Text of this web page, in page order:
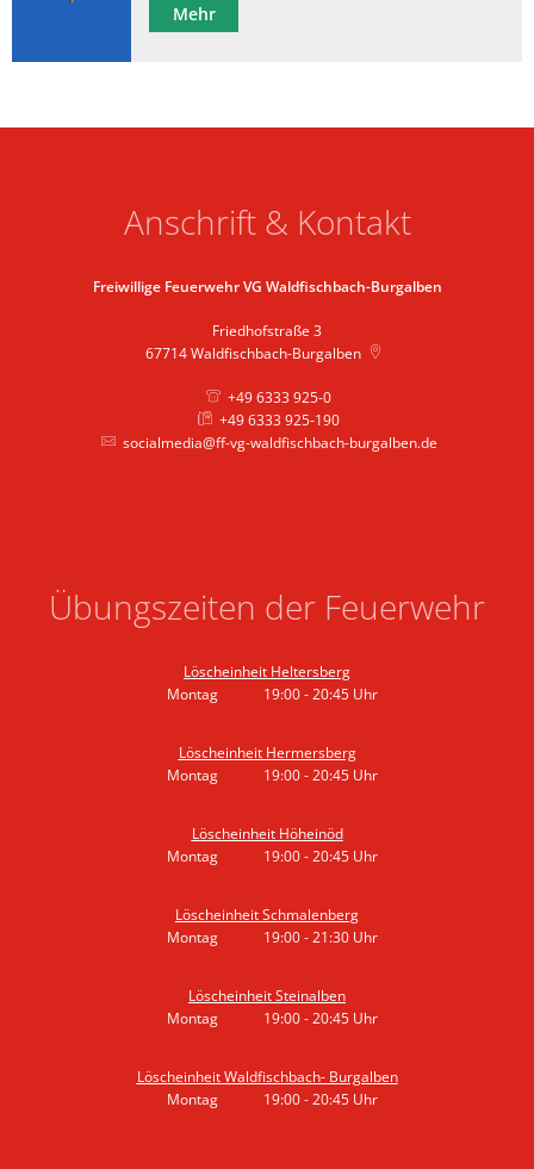
Mehr
Anschrift & Kontakt
Freiwillige Feuerwehr VG Waldfischbach-Burgalben
Friedhofstraße 3
67714 Waldfischbach-Burgalben
+49 6333 925-0
+49 6333 925-190
socialmedia@ff-vg-waldfischbach-burgalben.de
Übungszeiten der Feuerwehr
Löscheinheit Heltersberg
Montag
19:00-20:45 Uhr
Löscheinheit Hermersberg
Montag
19:00-20:45 Uhr
Löscheinheit Höheinöd
Montag
19:00-20:45 Uhr
Löscheinheit Schmalenberg
Montag
19:00-21:30 Uhr
Löscheinheit Steinalben
Montag
19:00-20:45 Uhr
Löscheinheit Waldfischbach- Burgalben
Montag
19:00-20:45 Uhr